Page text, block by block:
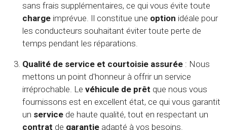
sans frais supplémentaires, ce qui vous évite toute
charge imprévue. Il constitue une option idéale pour
les conducteurs souhaitant éviter toute perte de
temps pendant les réparations.
Qualité de service et courtoisie assurée : Nous
mettons un point d'honneur à offrir un service
irréprochable. Le véhicule de prêt que nous vous
fournissons est en excellent état, ce qui vous garantit
un service de haute qualité, tout en respectant un
contrat de garantie adapté à vos besoins.